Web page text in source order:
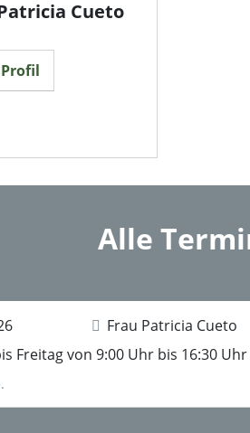
Cueto
Alle
Frau Patricia Cueto
Freitag von 9:00 Uhr bis 16:30 Uhr